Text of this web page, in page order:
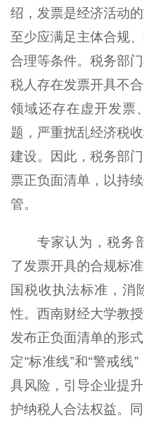
绍，发票是经济活动
至少应满足主体合规
合理等条件。税务部
税人存在发票开具不
领域还存在虚开发票
题，严重扰乱经济税
建设。因此，税务部
票正负面清单，以持
管。
专家认为，税务
了发票开具的合规标
国税收执法标准，消
性。西南财经大学教
发布正负面清单的形
定“标准线”和“警戒线
具风险，引导企业提
护纳税人合法权益。